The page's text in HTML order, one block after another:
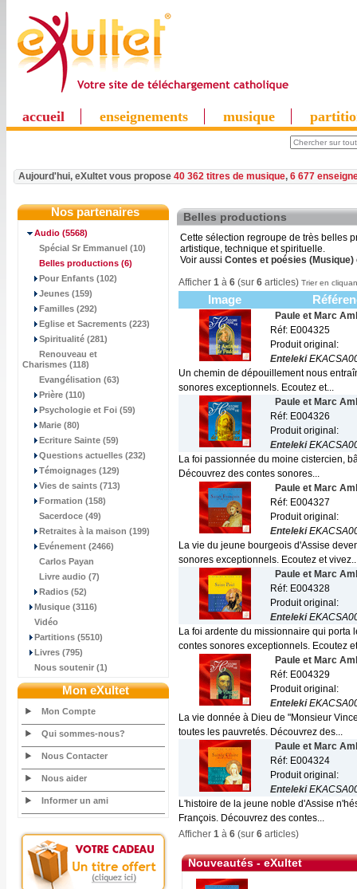
accueil enseignements musique
Aujourd'hui, eXultet vous propose 40 362 titres de musique, 6 677
Nos partenaires
Audio (5568)
Spécial Sr Emmanuel (10)
Belles productions (6)
Pour Enfants (102)
Jeunes (159)
Familles (292)
Eglise et Sacrements (223)
Spiritualité (281)
Renouveau et
Charismes (118)
Evangélisation (63)
Prière (110)
Psychologie et Foi (59)
Marie (80)
Ecriture Sainte (59)
Questions actuelles (232)
Témoignages (129)
Vies de saints (713)
Formation (158)
Sacerdoce (49)
Retraites à la maison (199)
Evénement (2466)
Carlos Payan
Livre audio (7)
Radios (52)
Musique (3116)
Vidéo
Partitions (5510)
Livres (795)
Nous soutenir (1)
Mon eXultet
Mon Compte
Qui sommes-nous?
Nous Contacter
Nous aider
Informer un ami
Belles productions
Cette sélection regroupe de très belles
artistique, technique et spirituelle.
Voir aussi Contes et poésies (Musique)
Afficher 1 à 6 (sur 6 articles) Trier en
Image
Paule et Marc
Réf: E004325
Produit original:
Enteleki
Un chemin de dépouillement nous
sonores exceptionnels. Ecoutez et...
Paule et Marc
Réf: E004326
Produit original:
Enteleki
La foi passionnée du moine cistercien,
Découvrez des contes sonores...
Paule et Marc
Réf: E004327
Produit original:
Enteleki
La vie du jeune bourgeois d'Assise
sonores exceptionnels. Ecoutez et
Paule et Marc
Réf: E004328
Produit original:
Enteleki
La foi ardente du missionnaire qui porta
contes sonores exceptionnels. Ecoutez
Paule et Marc
Réf: E004329
Produit original:
Enteleki
La vie donnée à Dieu de "Monsieur
toutes les pauvretés. Découvrez des...
Paule et Marc
Réf: E004324
Produit original:
Enteleki
L'histoire de la jeune noble d'Assise
François. Découvrez des contes...
Afficher 1 à 6 (sur 6 articles)
Nouveautés - eXultet